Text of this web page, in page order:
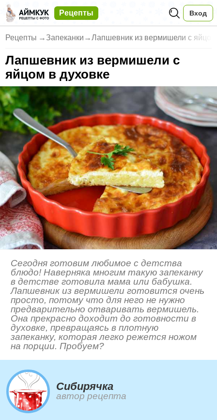
Рецепты Вход
Рецепты → Запеканки →Лапшевник из вермишели с яйцом
Лапшевник из вермишели с
яйцом в духовке
Сегодня готовим любимое с детства
блюдо! Наверняка многим такую запеканку
в детстве готовила мама или бабушка.
Лапшевник из вермишели готовится очень
просто, потому что для него не нужно
предварительно отваривать вермишель.
Она прекрасно доходит до готовности в
духовке, превращаясь в плотную
запеканку, которая легко режется ножом
на порции. Пробуем?
Сибирячка
автор рецепта